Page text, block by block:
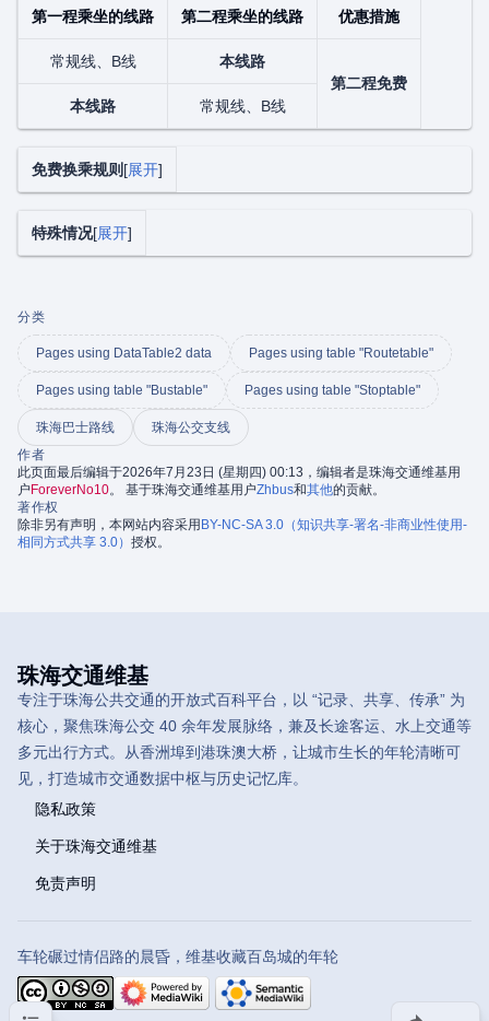
分享此页面
第一程乘坐的线路 第二程乘坐的线路 优惠措施
常规线、B线
本线路
第二程免费
本线路
常规线、B线
展开
免费换乘规则
展开
特殊情况
目录
分类
Pages using DataTable2 data Pages using table "Routetable"
Pages using table "Bustable" Pages using table "Stoptable"
珠海巴士路线
珠海公交支线
作者
此页面最后编辑于2026年7月23日 (星期四) 00:13，编辑者是珠海交通维基用
户ForeverNo10。 基于珠海交通维基用户Zhbus和其他的贡献。
著作权
除非另有声明，本网站内容采用BY-NC-SA 3.0（知识共享-署名-非商业性使用-
相同方式共享 3.0） 授权。
珠海交通维基
专注于珠海公共交通的开放式百科平台，以 “记录、共享、传承” 为
核心，聚焦珠海公交 40 余年发展脉络，兼及长途客运、水上交通等
多元出行方式。从香洲埠到港珠澳大桥，让城市生长的年轮清晰可
见，打造城市交通数据中枢与历史记忆库。
隐私政策
关于珠海交通维基
免责声明
车轮碾过情侣路的晨昏，维基收藏百岛城的年轮